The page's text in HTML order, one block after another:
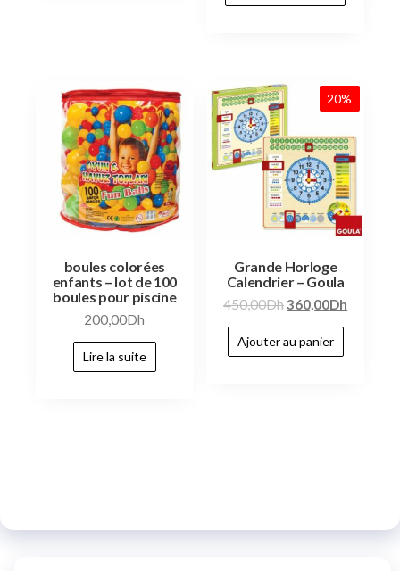
boules colorées
enfants – lot de 100
boules pour piscine
200,00Dh
Lire la suite
20%
Grande Horloge
Calendrier – Goula
450,00Dh360,00Dh
Ajouter au panier